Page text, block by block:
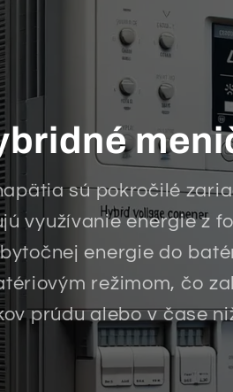
sú pokročilé
využívanie energie z
energie do
režimom, čo
prúdu alebo v čase